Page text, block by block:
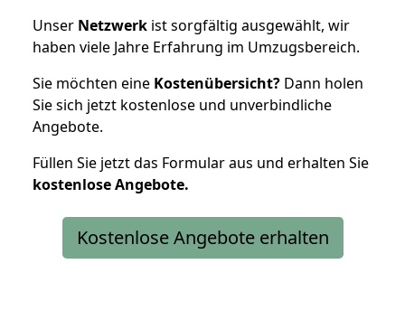
Unser Netzwerk ist sorgfältig ausgewählt, wir
haben viele Jahre Erfahrung im Umzugsbereich.
Sie möchten eine Kostenübersicht? Dann holen
Sie sich jetzt kostenlose und unverbindliche
Angebote.
Füllen Sie jetzt das Formular aus und erhalten Sie
kostenloseAngebote.
Kostenlose Angebote erhalten